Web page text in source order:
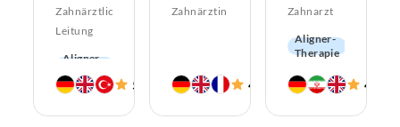
Zahnärztliche
Leitung
Aligner-
Therapie
Parodontologie5.0 906)
Zahnärztin
4.9 1233)
Zahnarzt
Aligner-
Therapie
Zahnheilkunde
CMD
Zahnerhaltung
4.8